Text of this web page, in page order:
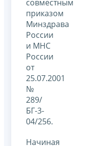
совместным
приказом
Минздрава
России
и МНС
России
от
25.07.2001
№
289/
БГ-3-
04/256.
Начиная